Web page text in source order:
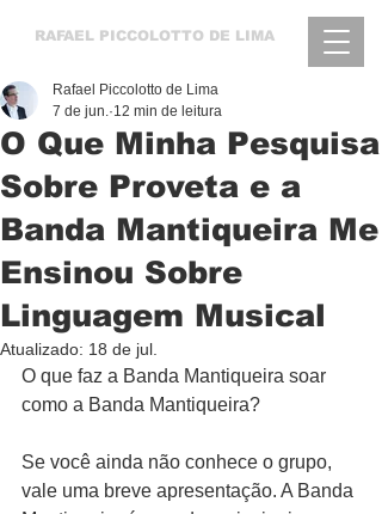
RAFAEL PICCOLOTTO DE LIMA
O Que Minha Pesquisa
Sobre Proveta e a
Banda Mantiqueira Me
Ensinou Sobre
Linguagem Musical
Rafael Piccolotto de Lima
7 de jun. 12 min de leitura
Atualizado: 18 de jul.
O que faz a Banda Mantiqueira soar
como a Banda Mantiqueira?
Se você ainda não conhece o grupo,
vale uma breve apresentação. A Banda